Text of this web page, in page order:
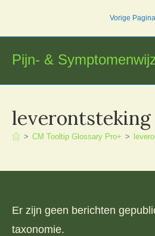
inhoud
Vorige Pagina
Pijn- &
leverontsteking
> CM Tooltip Glossary Pro+ >
Er zijn geen berichten
taxonomie.